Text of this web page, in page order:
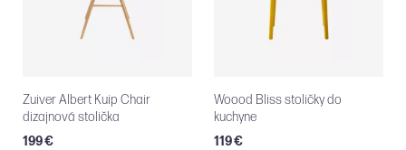
Zuiver Albert Kuip Chair
dizajnová stolička
199 €
Woood Bliss stoličky do
kuchyne
119 €